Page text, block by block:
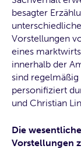
besagter
Vorstellungen
eines
innerhalb der
sind
personifiziert
und Christian
Die
Vorstellungen